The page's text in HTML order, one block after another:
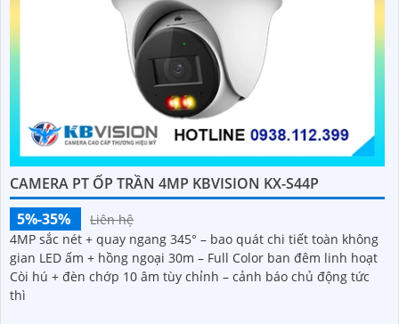
CAMERA PT ỐP TRẦN 4MP KBVISION KX-S44P
5%-35%
Liên hệ
4MP sắc nét + quay ngang 345° – bao quát chi tiết toàn không
gian LED ấm + hồng ngoại 30m – Full Color ban đêm linh hoạt
Còi hú + đèn chớp 10 âm tùy chỉnh – cảnh báo chủ động tức
thì